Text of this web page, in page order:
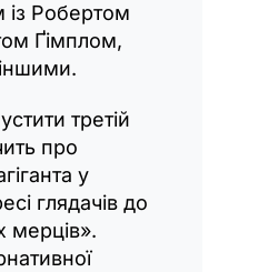
Робертом
Ґімплом,
третій
про
у
глядачів до
мерців».